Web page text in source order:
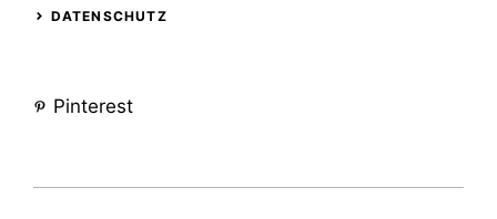
DATENSCHUTZ
Pinterest